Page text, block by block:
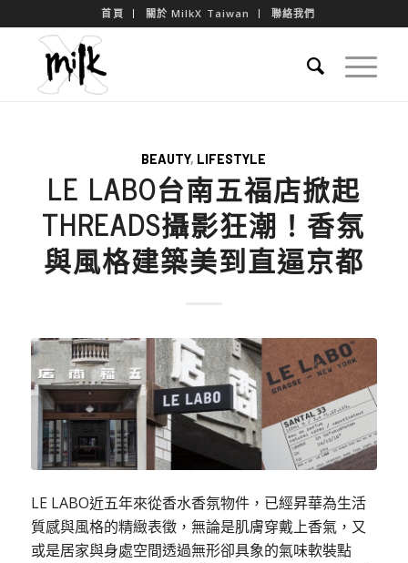
首頁 關於 MilkX Taiwan 聯絡我們
BEAUTY, LIFESTYLE
LE LABO台南五福店掀起
THREADS攝影狂潮！香氛
與風格建築美到直逼京都
LE LABO近五年來從香水香氛物件，已經昇華為生活
質感與風格的精緻表徵，無論是肌膚穿戴上香氣，又
或是居家與身處空間透過無形卻具象的氣味軟裝點